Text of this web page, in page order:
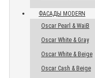
ФАСАДЫ MODERN
Oscar Pearl & WaiB
Oscar White & Gray
Oscar White & Beige
Oscar Cash & Beige